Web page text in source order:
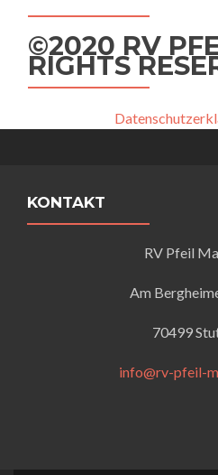
©2020 RV
RIGHTS
KONTAKT
RV Pfeil
Am
70499
info@rv-pfeil-